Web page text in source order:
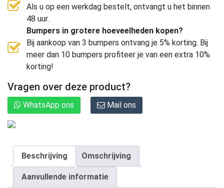
Als u op een werkdag bestelt, ontvangt u het binnen
48 uur.
Bumpers in grotere hoeveelheden kopen?
Bij aankoop van 3 bumpers ontvang je 5% korting. Bij
meer dan 10 bumpers profiteer je van een extra 10%
korting!
Vragen over deze product?
WhatsApp ons Mail ons
Beschrijving Omschrijving
Aanvullende informatie